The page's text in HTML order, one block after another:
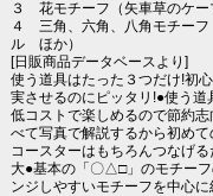
３ 花モチーフ（矢車草のケ
４ 三角、六角、八角モチーフ
ル ほか）
[日販商品データベースより]
使う道具はたった３つだけ!初
実させるのにピッタリ!●使う道
低コストで楽しめるので節約
べて写真で解説するから初め
コースターはもちろんつなげ
大●基本の「〇△□」のモチー
ンジしやすいモチーフを中心に